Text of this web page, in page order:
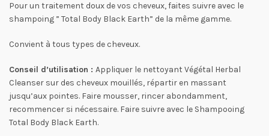
Pour un traitement doux de vos cheveux, faites suivre avec le
shampoing ” Total Body Black Earth” de la même gamme.
Convient à tous types de cheveux.
Conseil d’utilisation : Appliquer le nettoyant Végétal Herbal
Cleanser sur des cheveux mouillés, répartir en massant
jusqu’aux pointes. Faire mousser, rincer abondamment,
recommencer si nécessaire. Faire suivre avec le Shampooing
Total Body Black Earth.